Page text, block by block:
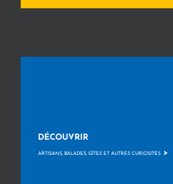
DÉCOUVRIR
ARTISANS, BALADES, GÎTES ET AUTRES CURIOSITÉS >